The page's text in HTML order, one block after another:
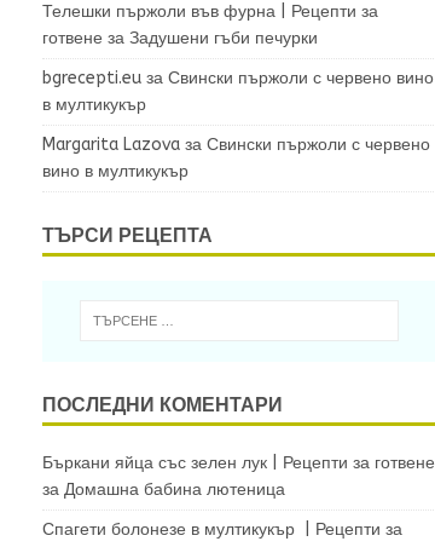
Телешки пържоли във фурна | Рецепти за
готвене за Задушени гъби печурки
bgrecepti.euза Свински пържоли с червено вино
в мултикукър
Margarita Lazovaза Свински пържоли с червено
вино в мултикукър
ТЪРСИ РЕЦЕПТА
ПОСЛЕДНИ КОМЕНТАРИ
Бъркани яйца със зелен лук | Рецепти за готвене
за Домашна бабина лютеница
Спагети болонезе в мултикукър | Рецепти за